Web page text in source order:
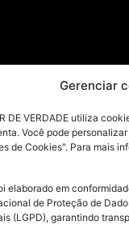
Gerenciar
DE VERDADE utiliza
Você pode
de Cookies". Para mais
elaborado em
de Proteção de
(LGPD), garantindo